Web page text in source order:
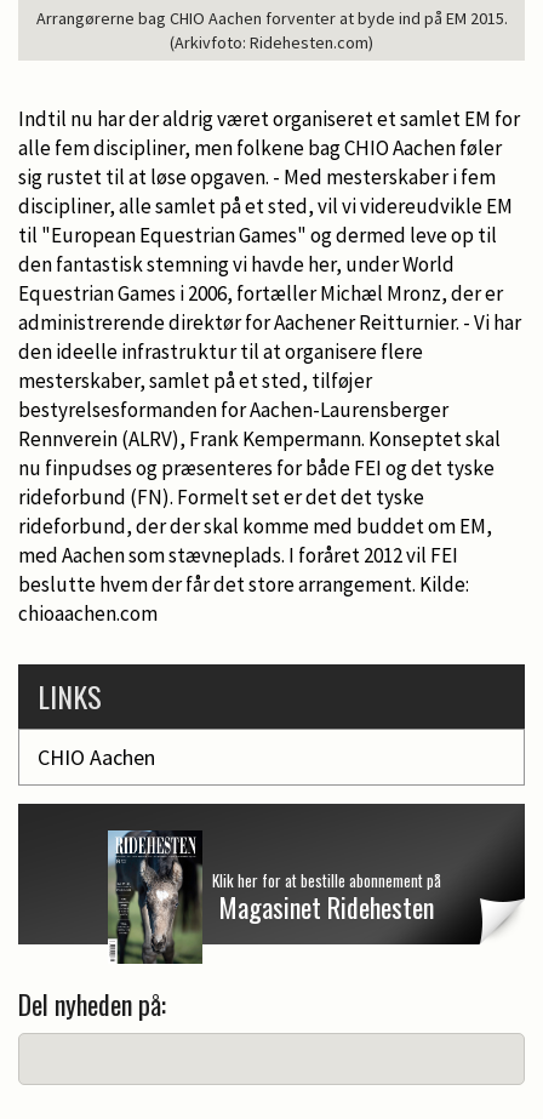
Arrangørerne bag CHIO Aachen forventer at byde ind på EM 2015.
(Arkivfoto: Ridehesten.com)
Indtil nu har der aldrig været organiseret et samlet EM for
alle fem discipliner, men folkene bag CHIO Aachen føler
sig rustet til at løse opgaven. - Med mesterskaber i fem
discipliner, alle samlet på et sted, vil vi videreudvikle EM
til "European Equestrian Games" og dermed leve op til
den fantastisk stemning vi havde her, under World
Equestrian Games i 2006, fortæller Michæl Mronz, der er
administrerende direktør for Aachener Reitturnier. - Vi har
den ideelle infrastruktur til at organisere flere
mesterskaber, samlet på et sted, tilføjer
bestyrelsesformanden for Aachen-Laurensberger
Rennverein (ALRV), Frank Kempermann. Konseptet skal
nu finpudses og præsenteres for både FEI og det tyske
rideforbund (FN). Formelt set er det det tyske
rideforbund, der der skal komme med buddet om EM,
med Aachen som stævneplads. I foråret 2012 vil FEI
beslutte hvem der får det store arrangement. Kilde:
chioaachen.com
LINKS
CHIO Aachen
Klik her for at bestille abonnement på
Magasinet Ridehesten
Del nyheden på: